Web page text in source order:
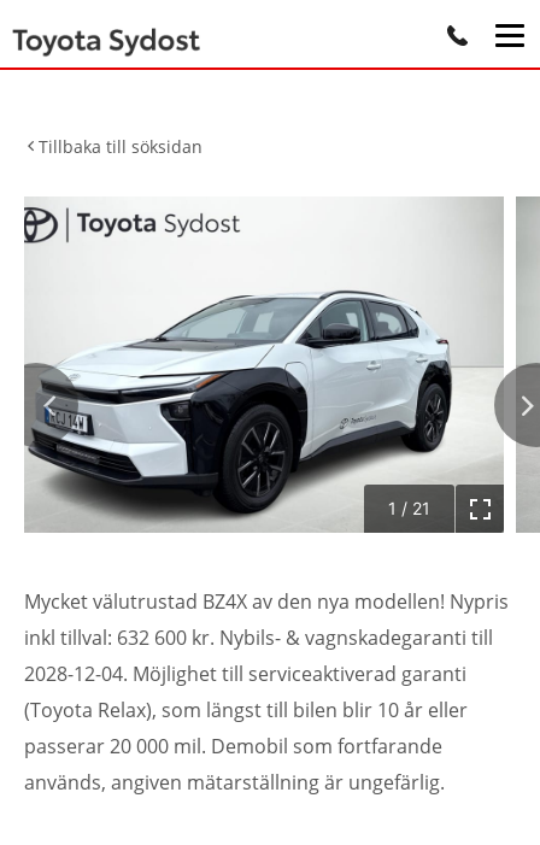
Tillbaka till söksidan
1 / 21
Mycket välutrustad BZ4X av den nya modellen! Nypris
inkl tillval: 632 600 kr. Nybils- & vagnskadegaranti till
2028-12-04. Möjlighet till serviceaktiverad garanti
(Toyota Relax), som längst till bilen blir 10 år eller
passerar 20 000 mil. Demobil som fortfarande
används, angiven mätarställning är ungefärlig.